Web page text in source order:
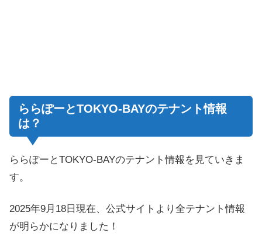
ららぽーとTOKYO-BAYのテナント情報
は？
ららぽーとTOKYO-BAYのテナント情報を見ていきま
す。
2025年9月18日現在、公式サイトより全テナント情報
が明らかになりました！